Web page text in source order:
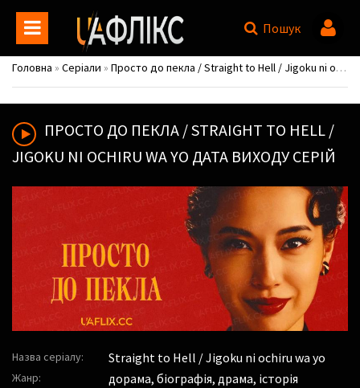
Пошук
Головна » Серіали » Просто до пекла / Straight to Hell / Jigoku ni ochiru wa yo
ПРОСТО ДО ПЕКЛА / STRAIGHT TO HELL /
JIGOKU NI OCHIRU WA YO ДАТА ВИХОДУ СЕРІЙ
Назва серіалу: Straight to Hell / Jigoku ni ochiru wa yo
Жанр: дорама, біографія, драма, історія